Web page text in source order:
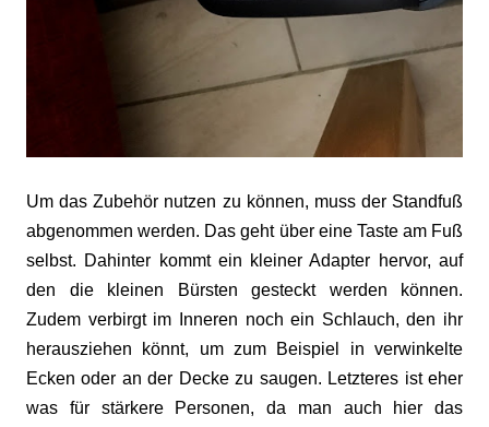
Um das Zubehör nutzen zu können, muss der Standfuß
abgenommen werden. Das geht über eine Taste am Fuß
selbst. Dahinter kommt ein kleiner Adapter hervor, auf
den die kleinen Bürsten gesteckt werden können.
Zudem verbirgt im Inneren noch ein Schlauch, den ihr
herausziehen könnt, um zum Beispiel in verwinkelte
Ecken oder an der Decke zu saugen. Letzteres ist eher
was für stärkere Personen, da man auch hier das